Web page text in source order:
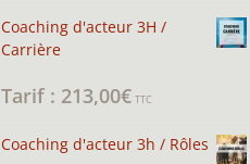
Coaching d'acteur 3H /
Carrière
Note5.00sur 5
213,00€ TTC
Coaching d'acteur 3h / Rôles